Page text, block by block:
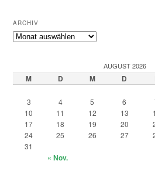
ARCHIV
Archiv
AUGUST 2026
M D M D
3
4 5 6
10
11 12 13
17
18 19 20
24
25 26 27
31
« Nov.